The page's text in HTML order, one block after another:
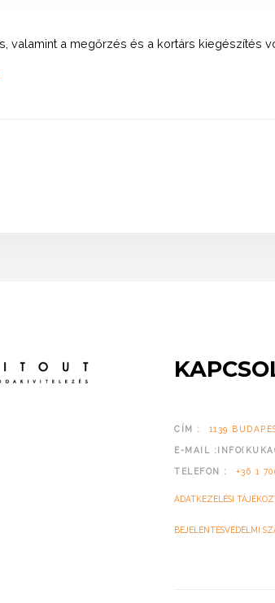
valamint a megőrzés és a kortárs kiegészítés
CÍM : 1139
E-MAIL
TELEFON : +36 1
ADATKEZELÉSI
BEJELENTÉSVÉDELMI